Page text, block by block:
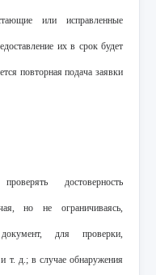
или исправленные
их в срок будет
повторная подача заявки
достоверность
но не ограничиваясь,
для проверки,
т. д.; в случае обнаружения